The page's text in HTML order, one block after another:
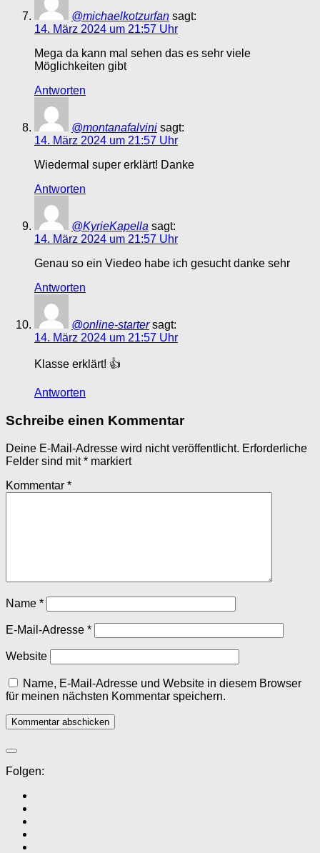
@michaelkotzurfan sagt:
14. März 2024 um 21:57 Uhr
Mega da kann mal sehen das es sehr viele
Möglichkeiten gibt
Antworten
@montanafalvini sagt:
14. März 2024 um 21:57 Uhr
Wiedermal super erklärt! Danke
Antworten
@KyrieKapella sagt:
14. März 2024 um 21:57 Uhr
Genau so ein Viedeo habe ich gesucht danke sehr
Antworten
@online-starter sagt:
14. März 2024 um 21:57 Uhr
Klasse erklärt! 👍
Antworten
Schreibe einen Kommentar
Deine E-Mail-Adresse wird nicht veröffentlicht. Erforderliche
Felder sind mit* markiert
Kommentar *
Name *
E-Mail-Adresse *
Website
Name, E-Mail-Adresse und Website in diesem Browser
für meinen nächsten Kommentar speichern.
Folgen: